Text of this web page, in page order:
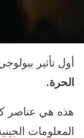
أول تأثير
الحرة.
هذه هي عناصر
المعلومات